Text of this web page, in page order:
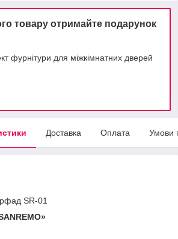
товару отримайте подарунок
фурнітури для міжкімнатних дверей
Доставка Оплата Умови
SR-01